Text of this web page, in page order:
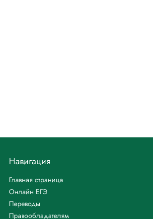
Навигация
Главная страница
Онлайн ЕГЭ
Переводы
Правообладателям